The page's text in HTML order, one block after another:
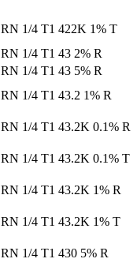
RN 1/4 T1 422K 1% T
RN 1/4 T1 43 2% R
RN 1/4 T1 43 5% R
RN 1/4 T1 43.2 1% R
RN 1/4 T1 43.2K 0.1% R
RN 1/4 T1 43.2K 0.1% T
RN 1/4 T1 43.2K 1% R
RN 1/4 T1 43.2K 1% T
RN 1/4 T1 430 5% R